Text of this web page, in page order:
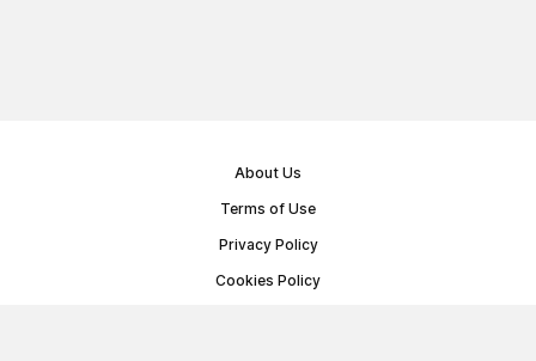
About Us
Terms of Use
Privacy Policy
Cookies Policy